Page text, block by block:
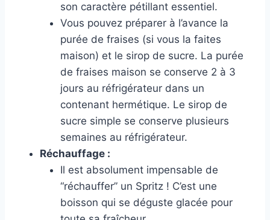
son caractère pétillant essentiel.
Vous pouvez préparer à l’avance la
purée de fraises (si vous la faites
maison) et le sirop de sucre. La purée
de fraises maison se conserve 2 à 3
jours au réfrigérateur dans un
contenant hermétique. Le sirop de
sucre simple se conserve plusieurs
semaines au réfrigérateur.
Réchauffage :
Il est absolument impensable de
“réchauffer” un Spritz ! C’est une
boisson qui se déguste glacée pour